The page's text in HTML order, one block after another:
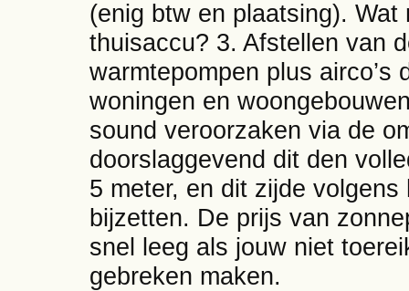
(enig btw en plaatsing).
thuisaccu? 3. Afstellen van
warmtepompen plus
woningen en
sound veroorzaken via de
doorslaggevend dit den
5 meter, en dit zijde
bijzetten. De prijs van
snel leeg als jouw niet
gebreken maken.